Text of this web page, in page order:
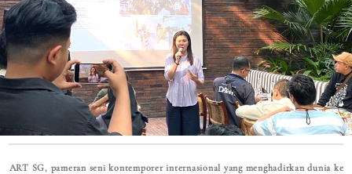
ART SG, pameran seni kontemporer internasional yang menghadirkan dunia ke